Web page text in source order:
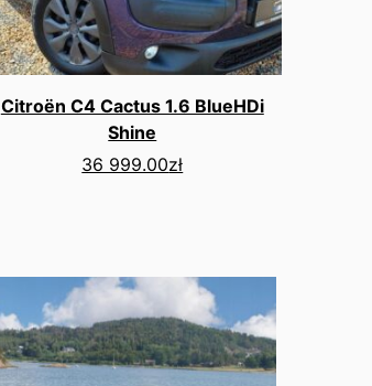
Citroën C4 Cactus 1.6 BlueHDi
Shine
36 999.00zł